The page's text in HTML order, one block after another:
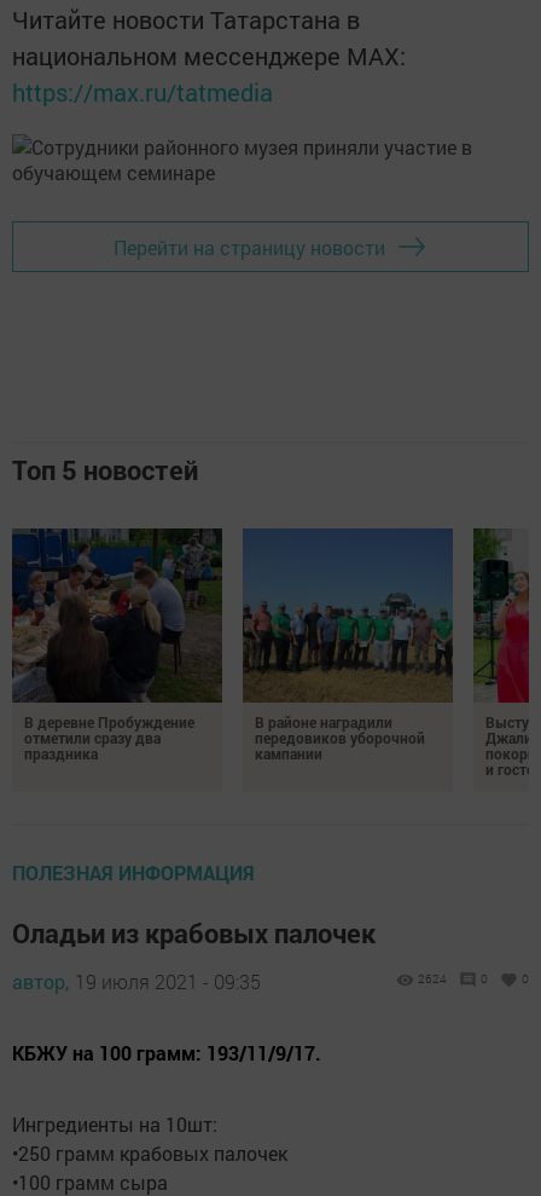
Читайте новости Татарстана в
национальном мессенджере MАХ:
https://max.ru/tatmedia
Перейти на страницу новости
Топ 5 новостей
В деревне Пробуждение
отметили сразу два
праздника
В районе наградили
передовиков уборочной
кампании
и
ПОЛЕЗНАЯ ИНФОРМАЦИЯ
Оладьи из крабовых палочек
автор, 19 июля 2021 - 09:35 2624 0 0
КБЖУ на 100 грамм: 193/11/9/17.
Ингредиенты на 10шт:
•250 грамм крабовых палочек
•100 грамм сыра